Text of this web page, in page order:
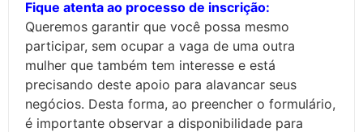
Fique atenta ao processo de inscrição:
Queremos garantir que você possa mesmo
participar, sem ocupar a vaga de uma outra
mulher que também tem interesse e está
precisando deste apoio para alavancar seus
negócios. Desta forma, ao preencher o formulário,
é importante observar a disponibilidade para